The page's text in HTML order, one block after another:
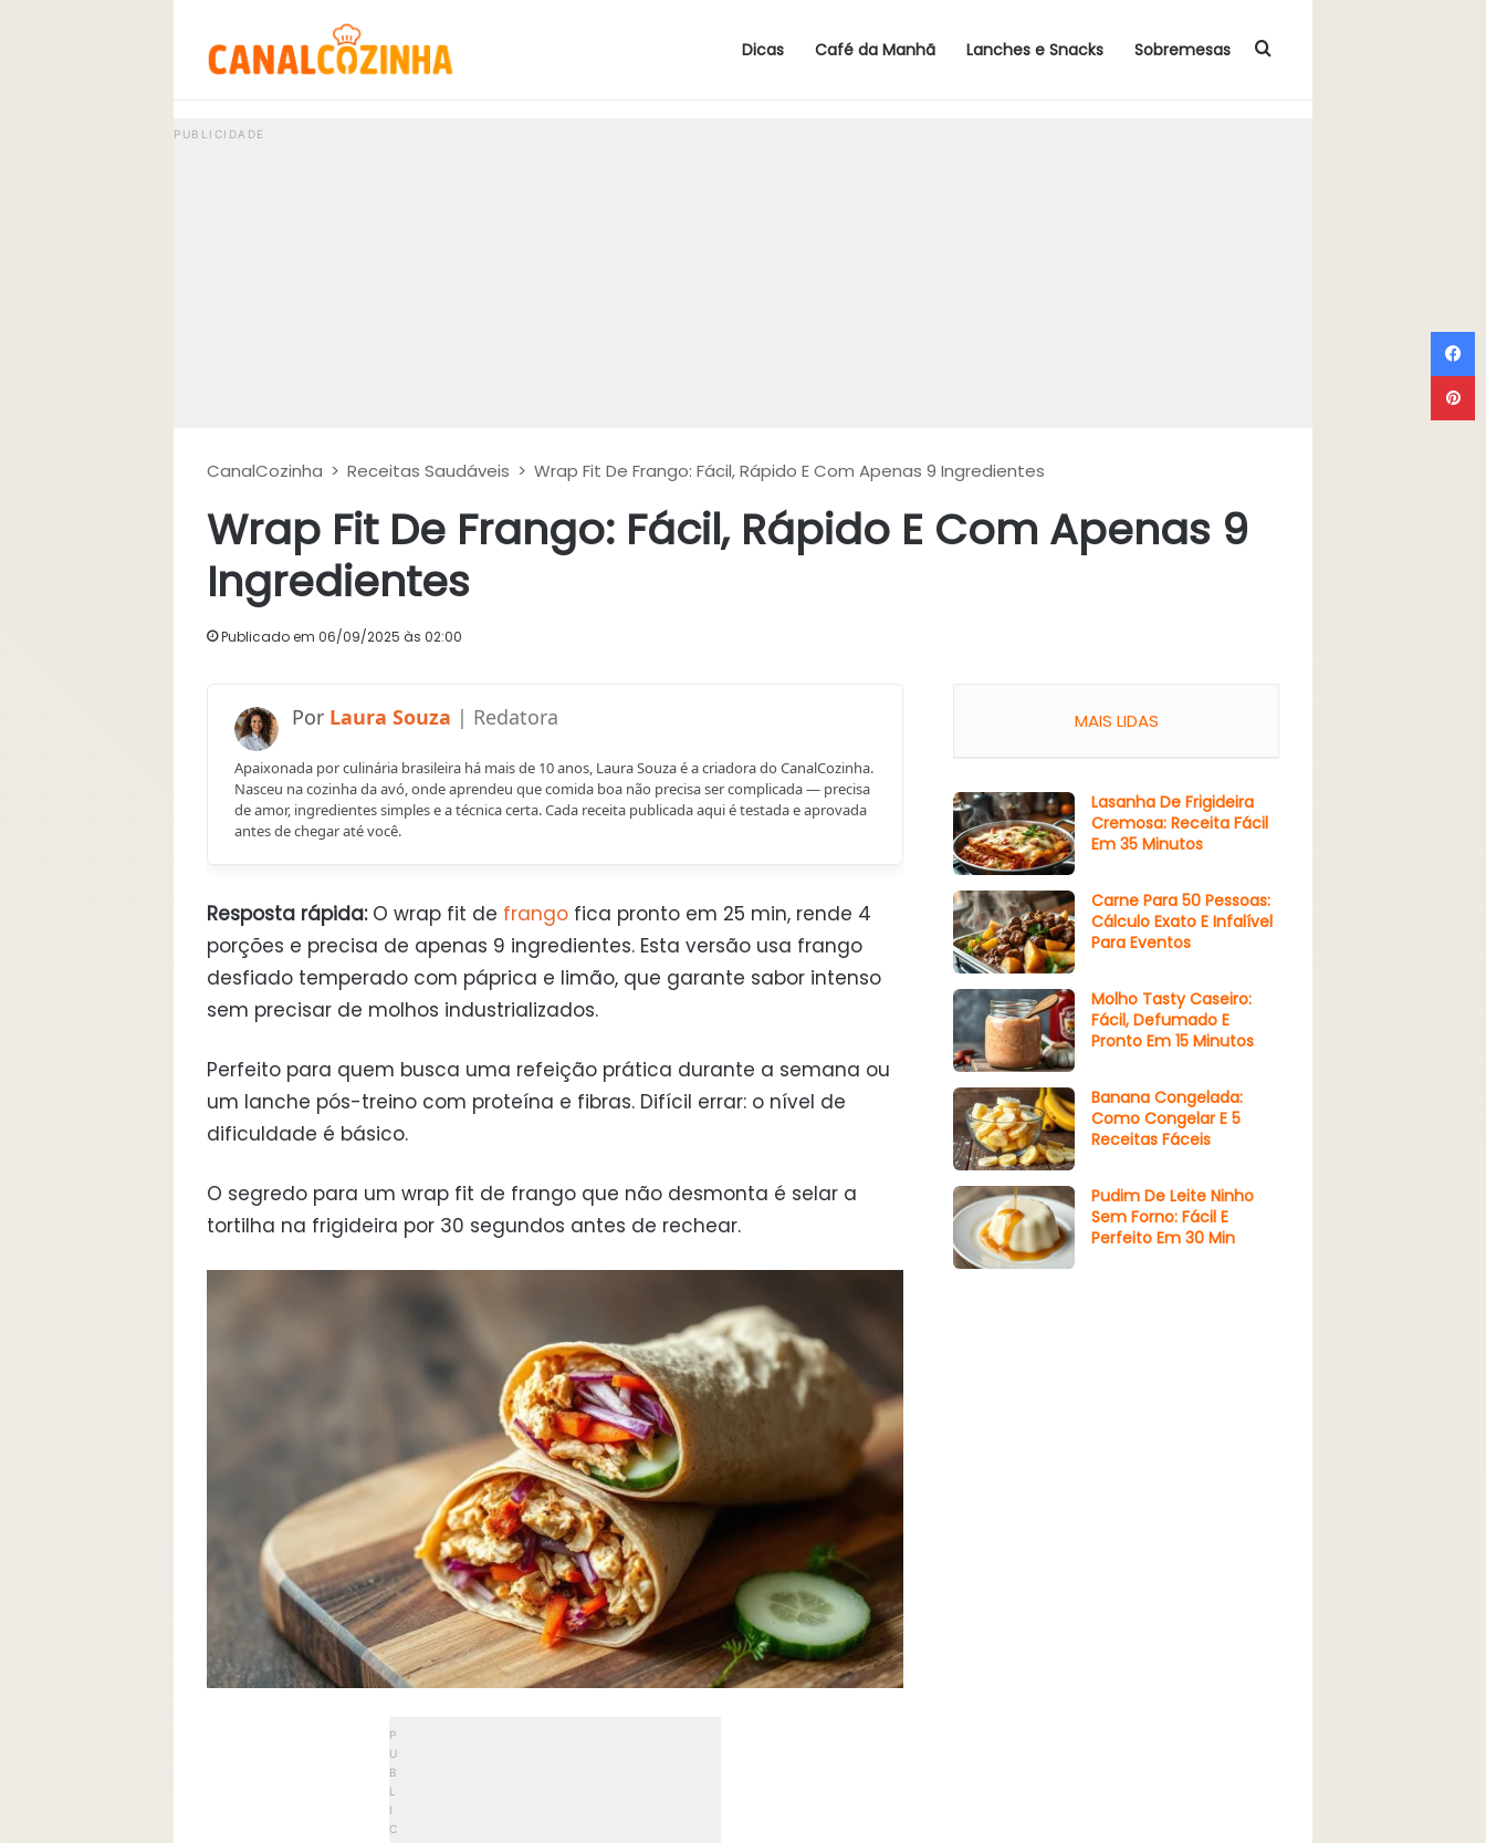
Dicas Café da Manhã Lanches e Snacks Sobremesas Procurar por
CanalCozinha > Receitas Saudáveis > Wrap Fit De Frango: Fácil, Rápido E Com Apenas 9 Ingredientes
Wrap Fit De Frango: Fácil, Rápido E Com Apenas 9
Ingredientes
Publicado em 06/09/2025 às 02:00
Laura Souza
Apaixonada por culinária brasileira há mais de 10 anos, Laura Souza é a criadora do CanalCozinha.
Nasceu na cozinha da avó, onde aprendeu que comida boa não precisa ser complicada — precisa
de amor, ingredientes simples e a técnica certa. Cada receita publicada aqui é testada e aprovada
antes de chegar até você.
Resposta rápida:O wrap fit de frango fica pronto em 25 min, rende 4
porções e precisa de apenas 9 ingredientes. Esta versão usa frango
desfiado temperado com páprica e limão, que garante sabor intenso
sem precisar de molhos industrializados.
Perfeito para quem busca uma refeição prática durante a semana ou
um lanche pós-treino com proteína e fibras. Difícil errar: o nível de
dificuldade é básico.
O segredo para um wrap fit de frango que não desmonta é selar a
tortilha na frigideira por 30 segundos antes de rechear.
MAIS LIDAS
Lasanha De Frigideira
Cremosa: Receita Fácil
Em 35 Minutos
Carne Para 50 Pessoas:
Cálculo Exato E Infalível
Para Eventos
Molho Tasty Caseiro:
Fácil, Defumado E
Pronto Em 15 Minutos
Banana Congelada:
Como Congelar E 5
Receitas Fáceis
Pudim De Leite Ninho
Sem Forno: Fácil E
Perfeito Em 30 Min